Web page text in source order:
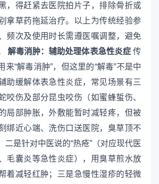
，得赶紧去医院拍片子，排除骨折或
拿草药拖延治疗。以上为传统经验参
频次及使用时长需遵医嘱调整，避免
解毒消肿：辅助处理体表急性炎症传
来“解毒消肿”，但这里的“解毒”不是中
助缓解体表急性炎症，常见场景有三
咬伤及部分昆虫咬伤（如蜜蜂蜇伤、
局部肿胀，外敷能暂时减轻疼，但被
绑近心端、洗伤口送医院，臭草顶不
二是针对中医说的“热疮”（对应现代医
毛囊炎等急性炎症），用臭草煎水放
着减轻红肿；三是急慢性湿疹的轻微